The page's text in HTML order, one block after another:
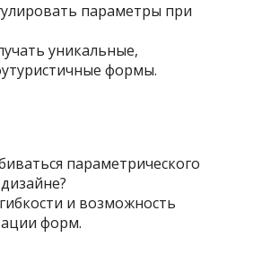
параметры при
уникальные,
формы.
параметрического
и возможность
форм.